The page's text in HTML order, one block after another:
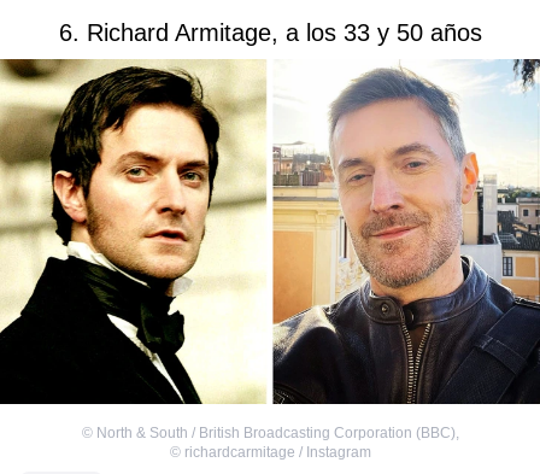
6. Richard Armitage, a los 33 y 50 años
© North & South / British Broadcasting Corporation (BBC)
© richardcarmitage / Instagram